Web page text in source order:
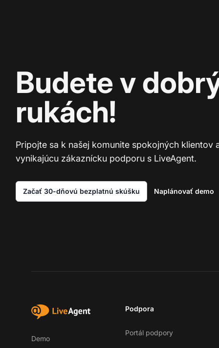
Budete v
rukách!
Pripojte sa k našej komunite spokojných klientov
vynikajúcu zákaznícku podporu s LiveAgent.
Začať 30-dňovú bezplatnú skúšku Naplánovať demo
Demo
Podpora
Portál podpory